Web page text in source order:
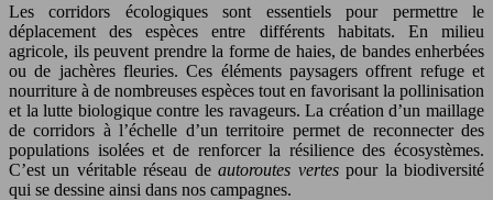
Les corridors écologiques sont essentiels pour permettre le
déplacement des espèces entre différents habitats. En milieu
agricole, ils peuvent prendre la forme de haies, de bandes enherbées
ou de jachères fleuries. Ces éléments paysagers offrent refuge et
nourriture à de nombreuses espèces tout en favorisant la pollinisation
et la lutte biologique contre les ravageurs. La création d’un maillage
de corridors à l’échelle d’un territoire permet de reconnecter des
populations isolées et de renforcer la résilience des écosystèmes.
C’est un véritable réseau deautoroutes vertespour la biodiversité
qui se dessine ainsi dans nos campagnes.